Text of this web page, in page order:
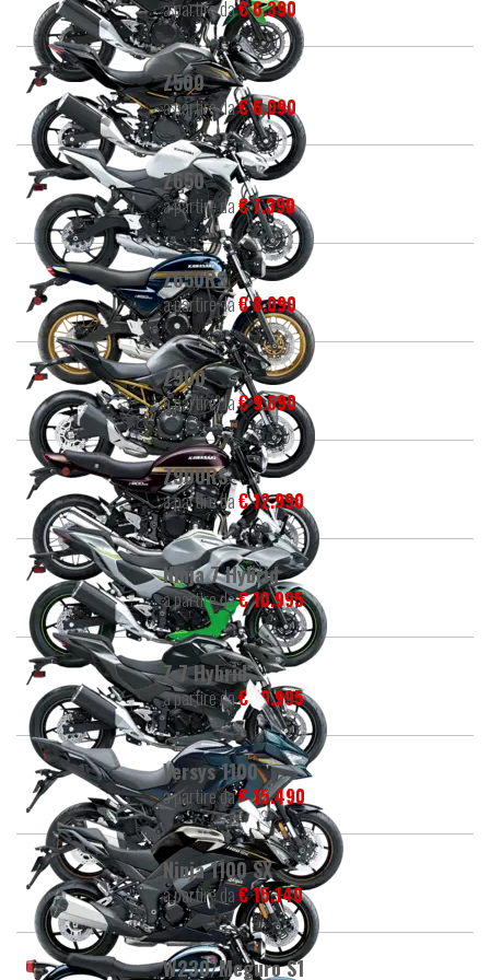
a partire da€ 6.390
Z500
a partire da€ 6.090
Z650
a partire da€ 7.390
Z650RS
a partire da€ 8.090
Z900
a partire da€ 9.690
Z900RS
a partire da€ 12.990
Ninja 7 Hybrid
a partire da€ 10.995
Z 7 Hybrid
a partire da€ 10.995
Versys 1100
a partire da€ 15.490
Ninja 1100 SX
a partire da€ 15.140
W230/Meguro S1